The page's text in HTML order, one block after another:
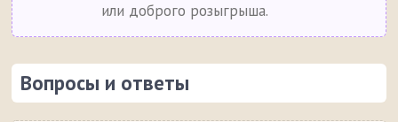
или доброго розыгрыша.
Вопросы и ответы